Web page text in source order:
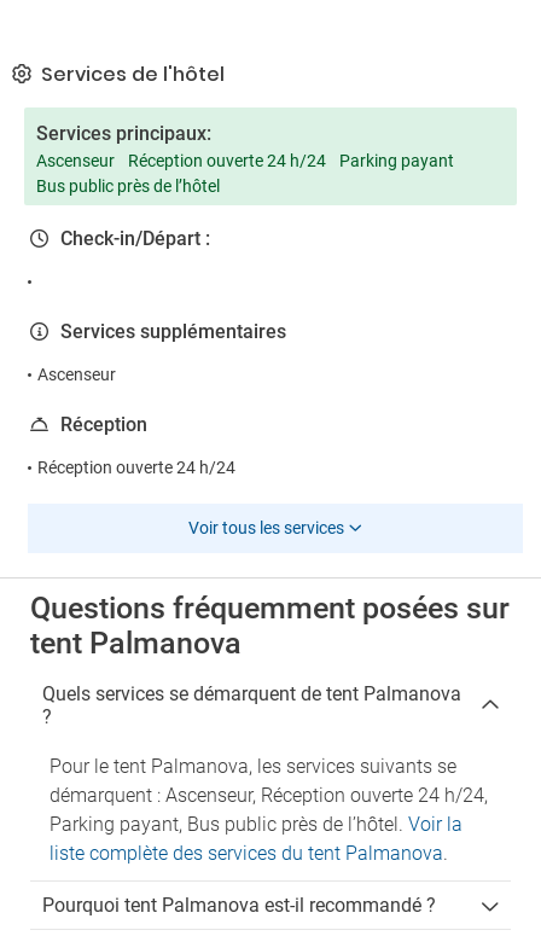
Services de l'hôtel
Services principaux:
Ascenseur Réception ouverte 24 h/24
Parking payant
Bus public près de l’hôtel
Check-in/Départ :
Services supplémentaires
Ascenseur
Réception
Réception ouverte 24 h/24
Voir tous les services
Questions fréquemment posées sur
tent Palmanova
Quels services se démarquent de tent Palmanova
?
Pour le tent Palmanova, les services suivants se
démarquent : Ascenseur, Réception ouverte 24 h/24,
Parking payant, Bus public près de l’hôtel. Voir la
liste complète des services du tent Palmanova.
Pourquoi tent Palmanova est-il recommandé ?